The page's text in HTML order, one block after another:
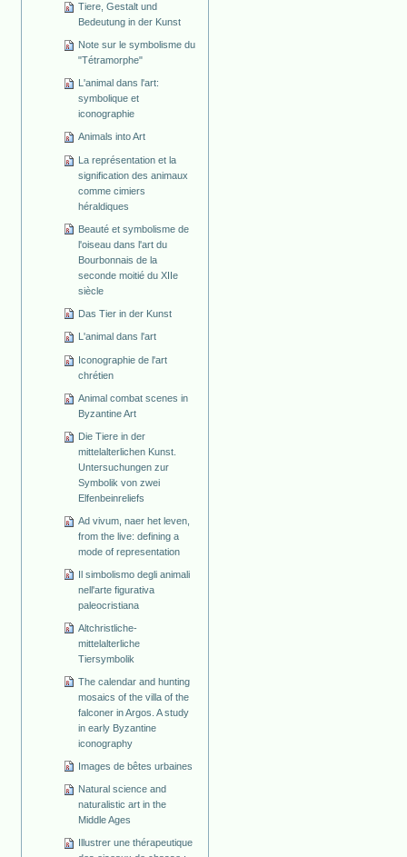
Tiere, Gestalt und
Bedeutung in der Kunst
Note sur le symbolisme du
"Tétramorphe"
L'animal dans l'art:
symbolique et
iconographie
Animals into Art
La représentation et la
signification des animaux
comme cimiers
héraldiques
Beauté et symbolisme de
l'oiseau dans l'art du
Bourbonnais de la
seconde moitié du XIIe
siècle
Das Tier in der Kunst
L'animal dans l'art
Iconographie de l'art
chrétien
Animal combat scenes in
Byzantine Art
Die Tiere in der
mittelalterlichen Kunst.
Untersuchungen zur
Symbolik von zwei
Elfenbeinreliefs
Ad vivum, naer het leven,
from the live: defining a
mode of representation
Il simbolismo degli animali
nell'arte figurativa
paleocristiana
Altchristliche-
mittelalterliche
Tiersymbolik
The calendar and hunting
mosaics of the villa of the
falconer in Argos. A study
in early Byzantine
iconography
Images de bêtes urbaines
Natural science and
naturalistic art in the
Middle Ages
Illustrer une thérapeutique